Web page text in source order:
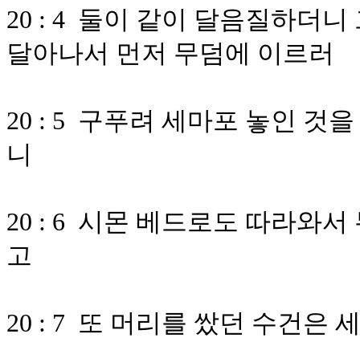
20 : 4 둘이 같이 달음질하더
달아나서 먼저 무덤에 이르러
20 : 5 구푸려 세마포 놓인 것
니
20 : 6 시몬 베드로도 따라와
고
20 : 7 또 머리를 쌌던 수건은